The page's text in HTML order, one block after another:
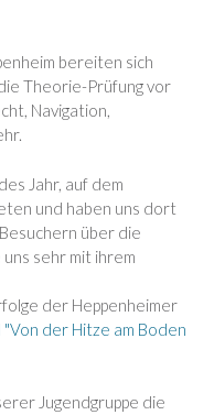
bereiten sich
Theorie-Prüfung vor
Navigation,
Jahr, auf dem
und haben uns dort
über die
sehr mit ihrem
der Heppenheimer
der Hitze am Boden
Jugendgruppe die